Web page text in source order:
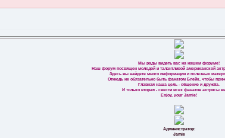
Мы рады видеть вас на нашем форуме!
Наш форум посвящен молодой и талантливой американской
Здесь вы найдете много информации и полезных
Отнюдь не обязательно быть фанатом Блейк, чтобы
Главная наша цель - общение и дружба.
И только вторая - свести всех фанатов актрисы
Enjoy, your Jamie!
Администратор:
Jamie